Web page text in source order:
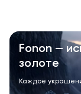
Fonon —
золоте
Каждое